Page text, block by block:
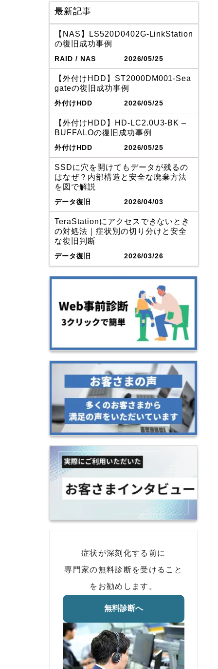
最新記事
【NAS】LS520D0402G-LinkStation
の復旧成功事例
RAID / NAS 2026/05/25
【外付けHDD】ST2000DM001-Sea
gateの復旧成功事例
外付けHDD 2026/05/25
【外付けHDD】HD-LC2.0U3-BK –
BUFFALOの復旧成功事例
外付けHDD 2026/05/25
SSDに穴を開けてもデータが残るの
はなぜ？内部構造と安全な廃棄方法
を図で解説
データ復旧 2026/04/03
TeraStationにアクセスできないとき
の対処法｜症状別の切り分けと安全
な復旧判断
データ復旧 2026/03/26
症状が深刻化する前に
専門家の無料診断を受けること
をお勧めします。
無料診断へ